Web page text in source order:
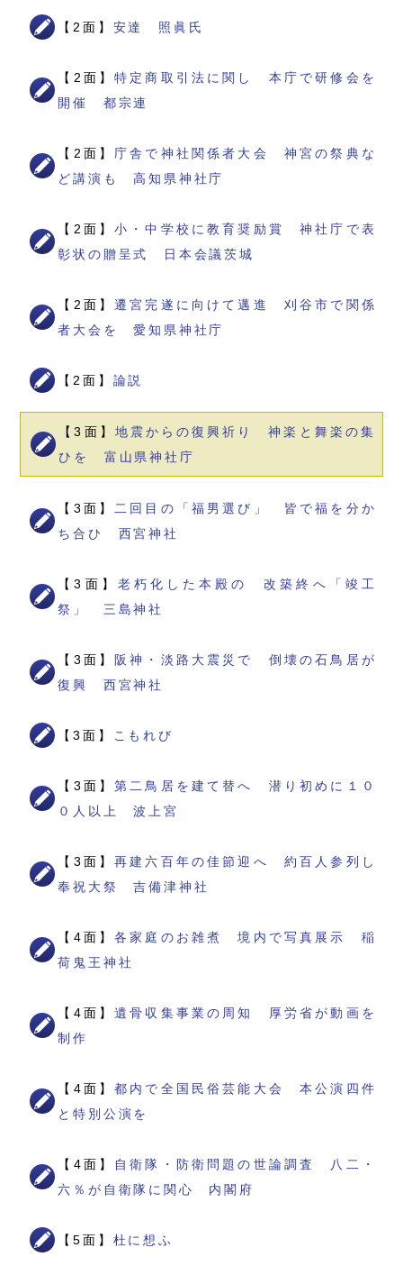
【2面】 安達 照眞氏
【2面】特定商取引法に関し 本庁で研修会を
開催 都宗連
【2面】 庁舎で神社関係者大会 神宮の祭典な
ど講演も 高知県神社庁
【2面】小・中学校に教育奨励賞 神社庁で表
彰状の贈呈式 日本会議茨城
【2面】遷宮完遂に向けて邁進 刈谷市で関係
者大会を 愛知県神社庁
【2面】 論説
【3面】 地震からの復興祈り 神楽と舞楽の集
ひを 富山県神社庁
【3面】
二回目の「福男選び」 皆で福を分か
ち合ひ 西宮神社
【3面】 老朽化した本殿の 改築終へ「竣工
祭」 三島神社
【3面】
阪神・淡路大震災で 倒壊の石鳥居が
復興 西宮神社
【3面】 こもれび
【3面】第二鳥居を建て替へ 潜り初めに１０
０人以上 波上宮
【3面】再建六百年の佳節迎へ 約百人参列し
奉祝大祭 吉備津神社
【4面】各家庭のお雑煮 境内で写真展示 稲
荷鬼王神社
【4面】遺骨収集事業の周知 厚労省が動画を
制作
【4面】都内で全国民俗芸能大会 本公演四件
と特別公演を
【4面】
自衛隊・防衛問題の世論調査 八二・
六％が自衛隊に関心 内閣府
【5面】 杜に想ふ